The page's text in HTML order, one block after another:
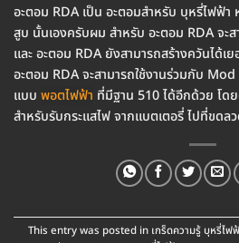
อะตอม RDA เป็น อะตอมสำหรับ บุหรี่ไฟฟ้า
สูบ นั้นเองครับผม สำหรับ อะตอม RDA จะ
และ อะตอม RDA ยังสามารถสร้างควันได้เ
อะตอม RDA จะสามารถใช้งานร่วมกับ
แบบ พอตไฟฟ้า ที่มีฐาน 510 ได้อีกด้วย โด
สำหรับรับกระแสไฟ จากแบตเตอรี่ ไปที่ขด
This entry was posted in เกร็ดความรู้ บุหรี่ไฟ